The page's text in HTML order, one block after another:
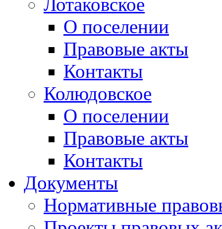
О поселении
Правовые акты
Контакты
Колюдовское
О поселении
Правовые акты
Контакты
Документы
Нормативные